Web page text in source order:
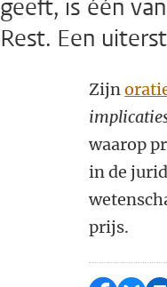
geeft, is één
Rest. Een
Zijn
waarop
in de
prijs.